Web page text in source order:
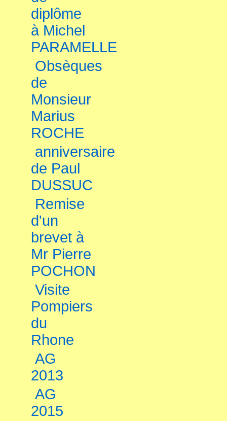
diplôme
à Michel
PARAMELLE
Obsèques
de
Monsieur
Marius
ROCHE
anniversaire
de Paul
DUSSUC
Remise
d'un
brevet à
Mr Pierre
POCHON
Visite
Pompiers
du
Rhone
AG
2013
AG
2015